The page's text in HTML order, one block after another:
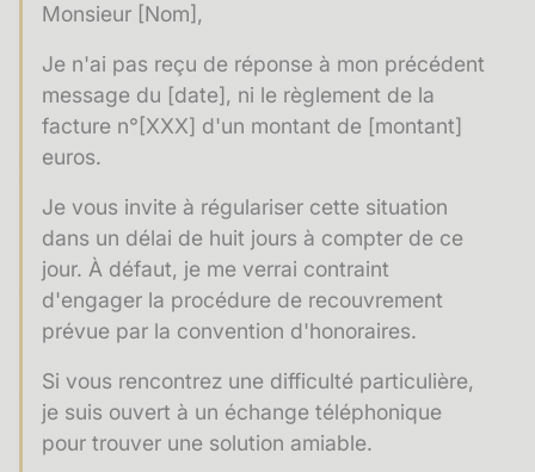
Monsieur [Nom],
Je n'ai pas reçu de réponse à mon précédent
message du [date], ni le règlement de la
facture n°[XXX] d'un montant de [montant]
euros.
Je vous invite à régulariser cette situation
dans un délai de huit jours à compter de ce
jour. À défaut, je me verrai contraint
d'engager la procédure de recouvrement
prévue par la convention d'honoraires.
Si vous rencontrez une difficulté particulière,
je suis ouvert à un échange téléphonique
pour trouver une solution amiable.